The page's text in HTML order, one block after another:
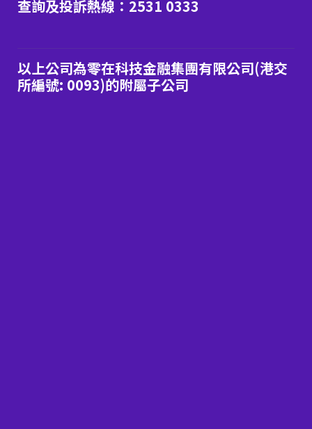
查詢及投訴熱線：2531 0333
以上公司為零在科技金融集團有限公司(港交
所編號: 0093)的附屬子公司